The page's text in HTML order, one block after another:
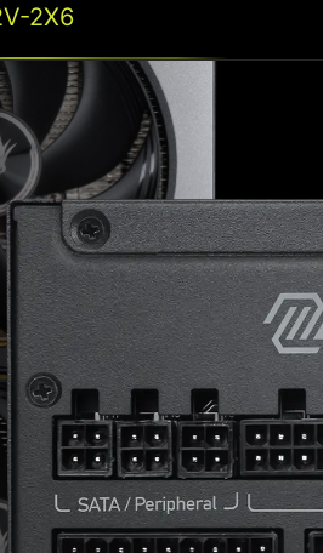
2X6
DE
tem um impacto
Platinum se destaca
energética, garantindo que
e opere com níveis mais
eficiência.